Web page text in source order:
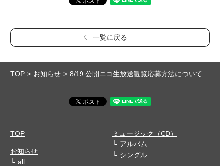
一覧に戻る
TOP お知らせ 8/19 公開ニコ生放送観覧応募方法について
TOP
お知らせ
all
ミュージック（CD）
アルバム
シングル